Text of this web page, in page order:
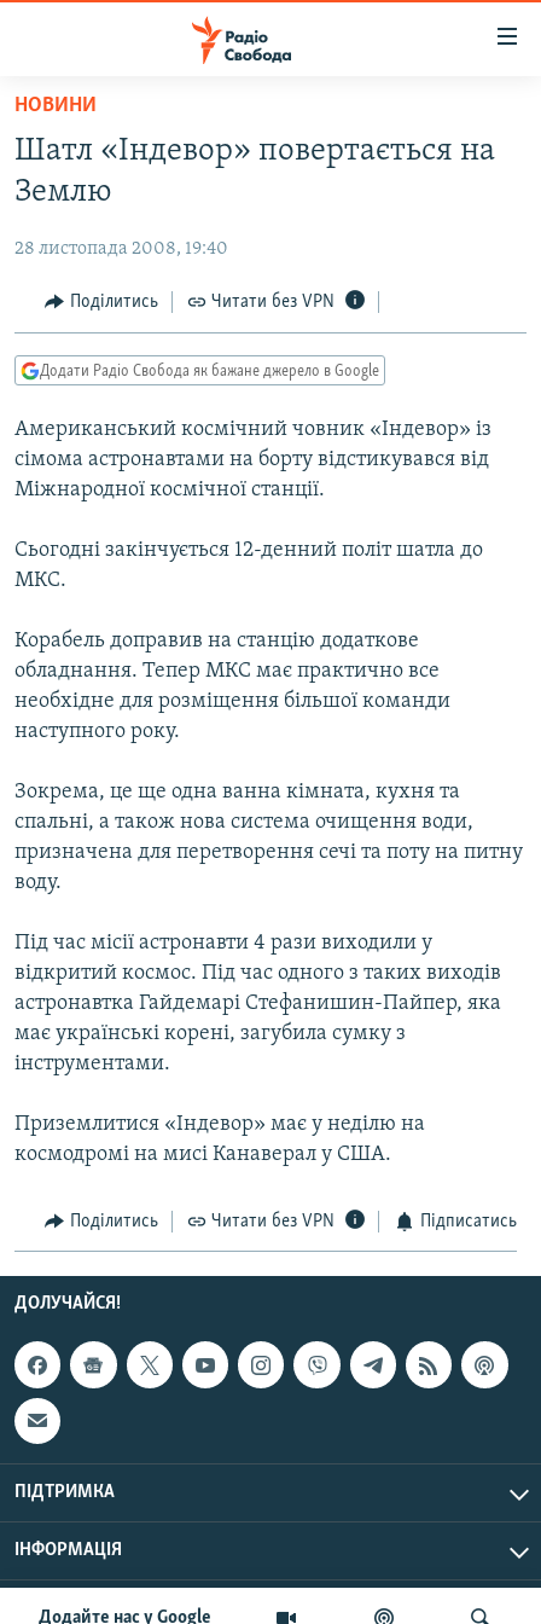
Перейти
основного
матеріалу
до
навігації
Перейти
до
ПОЛІТИКА
ЕКОНОМІКА
КУЛЬТУРА
СПОРТ
ВІЙНА
РОСІЙСЬКА «ФІЛЬТРАЦІЯ»
КРИМ.РЕАЛІЇ
ТИ ЯК?
СХЕМИ
МУЛЬТИМЕДІА
СПЕЦПРОЄКТИ
ПОДКАСТИ
РУС
УКР
КТАТ
ДОЛУЧАЙСЯ!
Додайте нас у Google
НОВИНИ
Шатл «Індевор» повертається на
Землю
28 листопада 2008, 19:40
Поділитись Читати без VPN
Додати Радіо Свобода як бажане джерело в Google
Американський космічний човник «Індевор» із
сімома астронавтами на борту відстикувався від
Міжнародної космічної станції.
Сьогодні закінчується 12-денний політ шатла до
МКС.
Корабель доправив на станцію додаткове
обладнання. Тепер МКС має практично все
необхідне для розміщення більшої команди
наступного року.
Зокрема, це ще одна ванна кімната, кухня та
спальні, а також нова система очищення води,
призначена для перетворення сечі та поту на питну
воду.
Під час місії астронавти 4 рази виходили у
відкритий космос. Під час одного з таких виходів
астронавтка Гайдемарі Стефанишин-Пайпер, яка
має українські корені, загубила сумку з
інструментами.
Приземлитися «Індевор» має у неділю на
космодромі на мисі Канаверал у США.
Поділитись Читати без VPN Підписатись
ДОЛУЧАЙСЯ!
ПІДТРИМКА
ІНФОРМАЦІЯ
© Радіо Свобода, 2026 | Усі права застережено.
UTC+3